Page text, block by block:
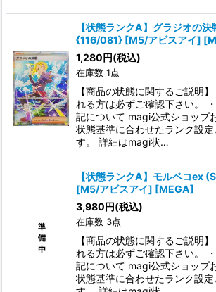
【状態ランクA】グラジオの
{116/081} [M5/アビスアイ]
1,280円(税込)
在庫数 1点
【商品の状態に関するご説明
れる方は必ずご確認下さい。
記について magi公式ショップ
状態基準に合わせたランク設定
す。 詳細はmagi状…
【状態ランクA】モルペコex
[M5/アビスアイ] [MEGA]
3,980円(税込)
在庫数 3点
【商品の状態に関するご説明
れる方は必ずご確認下さい。
記について magi公式ショップ
状態基準に合わせたランク設定